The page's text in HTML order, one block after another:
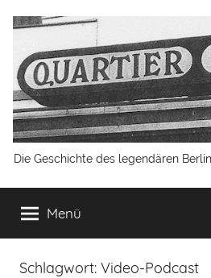
Inhalt
springen
Quartier
Latin
Berlin
Die Geschichte des legendären
Menü
Schlagwort: Video-Podcast